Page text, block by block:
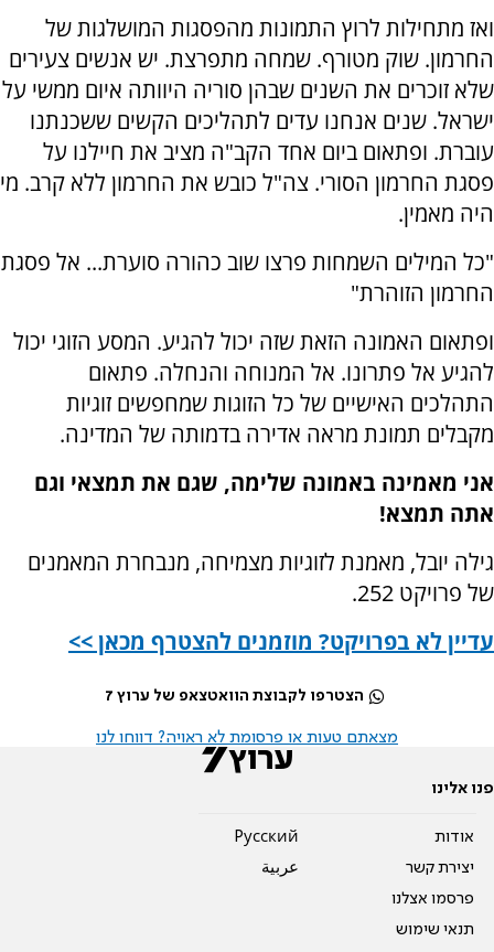
ואז מתחילות לרוץ התמונות מהפסגות המושלגות של
החרמון. שוק מטורף. שמחה מתפרצת. יש אנשים צעירים
שלא זוכרים את השנים שבהן סוריה היוותה איום ממשי על
ישראל. שנים אנחנו עדים לתהליכים הקשים ששכנתנו
עוברת. ופתאום ביום אחד הקב"ה מציב את חיילנו על
פסגת החרמון הסורי. צה"ל כובש את החרמון ללא קרב. מי
היה מאמין.
"כל המילים השמחות פרצו שוב כהורה סוערת... אל פסגת
החרמון הזוהרת"
ופתאום האמונה הזאת שזה יכול להגיע. המסע הזוגי יכול
להגיע אל פתרונו. אל המנוחה והנחלה. פתאום
התהלכים האישיים של כל הזוגות שמחפשים זוגיות
מקבלים תמונת מראה אדירה בדמותה של המדינה.
אני מאמינה באמונה שלימה, שגם את תמצאי וגם
אתה תמצא!
גילה יובל, מאמנת לזוגיות מצמיחה, מנבחרת המאמנים
של פרויקט 252.
עדיין לא בפרויקט? מוזמנים להצטרף מכאן >>
הצטרפו לקבוצת הוואטצאפ של ערוץ 7
מצאתם טעות או פרסומת לא ראויה? דווחו לנו
פנו אלינו
אודות
יצירת קשר
פרסמו אצלנו
תנאי שימוש
Pусский
عربية